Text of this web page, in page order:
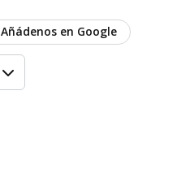
Añádenos en Google